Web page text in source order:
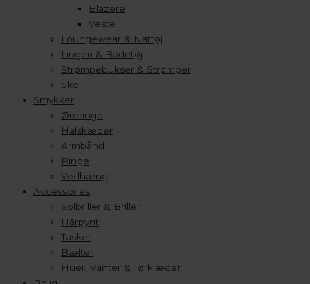
Blazere
Veste
Loungewear & Nattøj
Lingeri & Badetøj
Strømpebukser & Strømper
Sko
Smykker
Øreringe
Halskæder
Armbånd
Ringe
Vedhæng
Accessories
Solbriller & Briller
Hårpynt
Tasker
Bælter
Huer, Vanter & Tørklæder